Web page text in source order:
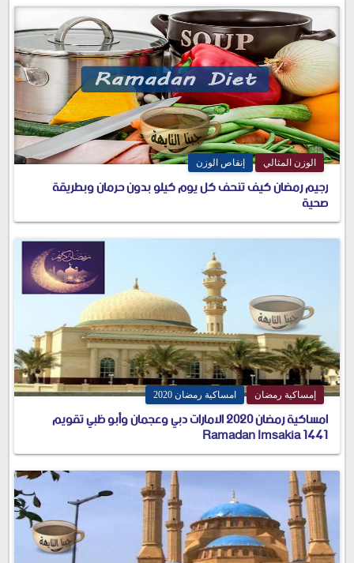
الوزن المثالي إنقاص الوزن
رجيم رمضان كيف تنحف كل يوم كيلو بدون حرمان وبطريقة
صحية
إمساكية رمضان امساكية رمضان 2020
امساكية رمضان 2020 الامارات دبي وعجمان وأبو ظبي تقويم
1441 Ramadan Imsakia